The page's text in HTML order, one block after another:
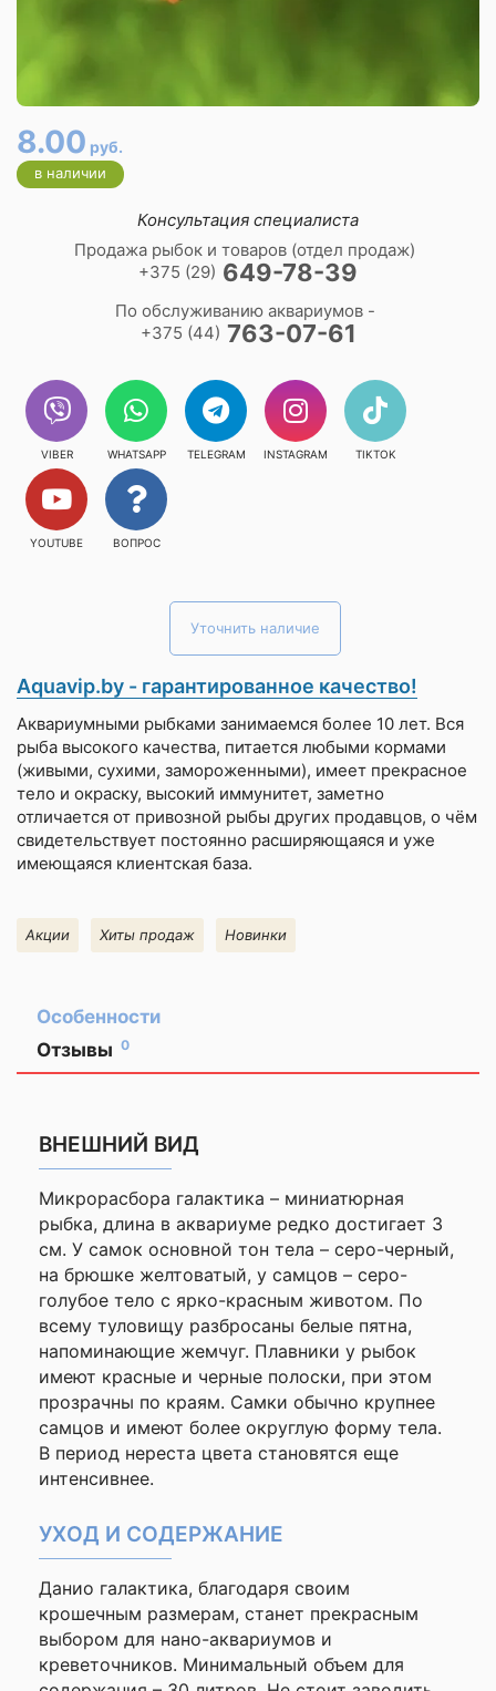
8.00 руб.
в наличии
Консультация специалиста
Продажа рыбок и товаров (отдел продаж)
+375 (29) 649-78-39
По обслуживанию аквариумов -
+375 (44) 763-07-61
VIBER WHATSAPP TELEGRAM INSTAGRAM TIKTOK
YOUTUBE ВОПРОС
Уточнить наличие
Aquavip.by - гарантированное качество!
Аквариумными рыбками занимаемся более 10 лет. Вся
рыба высокого качества, питается любыми кормами
(живыми, сухими, замороженными), имеет прекрасное
тело и окраску, высокий иммунитет, заметно
отличается от привозной рыбы других продавцов, о чём
свидетельствует постоянно расширяющаяся и уже
имеющаяся клиентская база.
Акции Хиты продаж Новинки
Особенности
Отзывы 0
ВНЕШНИЙ ВИД
Микрорасбора галактика – миниатюрная
рыбка, длина в аквариуме редко достигает 3
см. У самок основной тон тела – серо-черный,
на брюшке желтоватый, у самцов – серо-
голубое тело с ярко-красным животом. По
всему туловищу разбросаны белые пятна,
напоминающие жемчуг. Плавники у рыбок
имеют красные и черные полоски, при этом
прозрачны по краям. Самки обычно крупнее
самцов и имеют более округлую форму тела.
В период нереста цвета становятся еще
интенсивнее.
УХОД И СОДЕРЖАНИЕ
Данио галактика, благодаря своим
крошечным размерам, станет прекрасным
выбором для нано-аквариумов и
креветочников. Минимальный объем для
Оставить
Ваша
оценка
Ваше
имя
Комментарий
Я согласен с
Политикой
конфиденциальности